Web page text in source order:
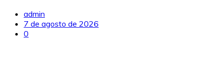
admin
7 de agosto de 2026
0